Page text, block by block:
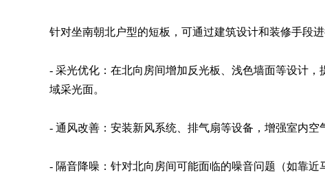
针对坐南朝北户型的短板，可通过建筑设计和装修手段进
- 采光优化：在北向房间增加反光板、浅色墙面等设计
域采光面。
- 通风改善：安装新风系统、排气扇等设备，增强室内
- 隔音降噪：针对北向房间可能面临的噪音问题（如靠